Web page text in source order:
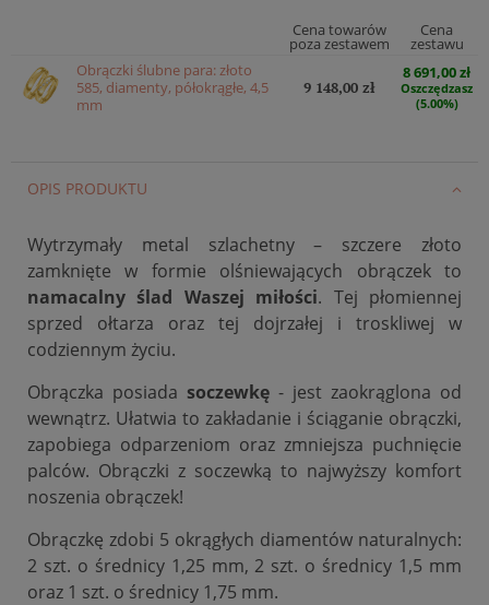
Cena towarów
poza zestawem
Cena
zestawu
Obrączki ślubne para: złoto
585, diamenty, półokrągłe, 4,5
mm
9 148,00 zł
8 691,00 zł
Oszczędzasz
(5.00%)
OPIS PRODUKTU
Wytrzymały metal szlachetny – szczere złoto
zamknięte w formie olśniewających obrączek to
namacalny ślad Waszej miłości. Tej płomiennej
sprzed ołtarza oraz tej dojrzałej i troskliwej w
codziennym życiu.
Obrączka posiada soczewkę - jest zaokrąglona od
wewnątrz. Ułatwia to zakładanie i ściąganie obrączki,
zapobiega odparzeniom oraz zmniejsza puchnięcie
palców. Obrączki z soczewką to najwyższy komfort
noszenia obrączek!
Obrączkę zdobi 5 okrągłych diamentów naturalnych:
2 szt. o średnicy 1,25 mm, 2 szt. o średnicy 1,5 mm
oraz 1 szt. o średnicy 1,75 mm.